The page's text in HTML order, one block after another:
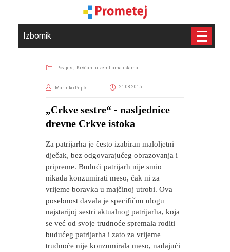
Izbornik
Povijest, Kršćani u zemljama islama
Marinko Pejić 21.08.2015
​„Crkve sestre“ - nasljednice
drevne Crkve istoka
Za patrijarha je često izabiran maloljetni
dječak, bez odgovarajućeg obrazovanja i
pripreme. Budući patrijarh nije smio
nikada konzumirati meso, čak ni za
vrijeme boravka u majčinoj utrobi. Ova
posebnost davala je specifičnu ulogu
najstarijoj sestri aktualnog patrijarha, koja
se već od svoje trudnoće spremala roditi
budućeg patrijarha i zato za vrijeme
trudnoće nije konzumirala meso, nadajući